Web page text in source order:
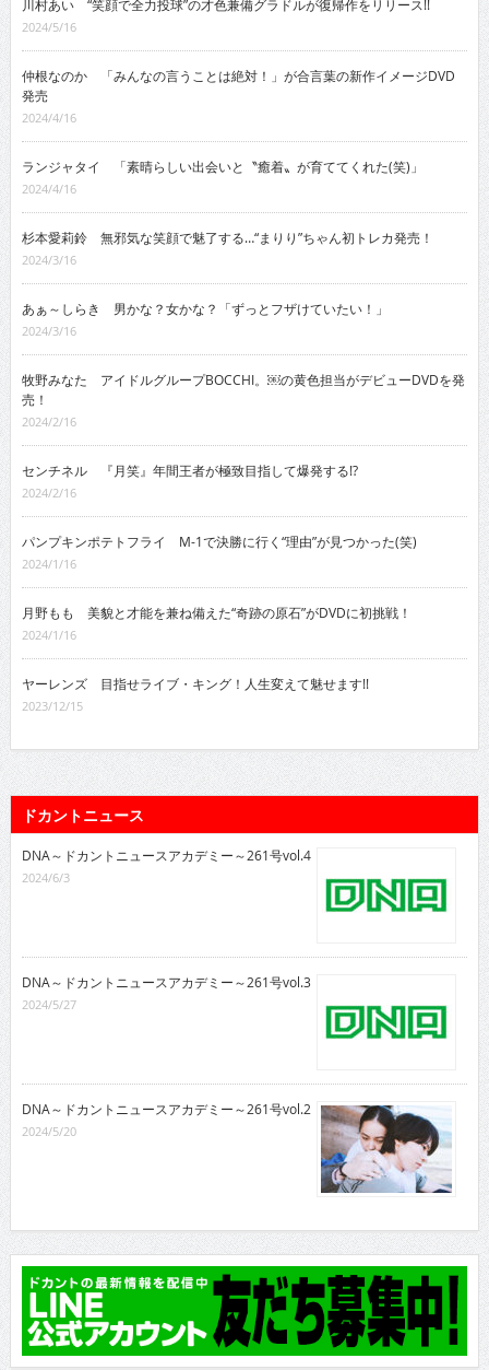
川村あい “笑顔で全力投球”の才色兼備グラドルが復帰作をリリース!!
2024/5/16
仲根なのか 「みんなの言うことは絶対！」が合言葉の新作イメージDVD
発売
2024/4/16
ランジャタイ 「素晴らしい出会いと〝癒着〟が育ててくれた(笑)」
2024/4/16
杉本愛莉鈴 無邪気な笑顔で魅了する…“まりり”ちゃん初トレカ発売！
2024/3/16
あぁ～しらき 男かな？女かな？「ずっとフザけていたい！」
2024/3/16
牧野みなた アイドルグループBOCCHI。￼の黄色担当がデビューDVDを発
売！
2024/2/16
センチネル 『月笑』年間王者が極致目指して爆発する!?
2024/2/16
パンプキンポテトフライ M-1で決勝に行く“理由”が見つかった(笑)
2024/1/16
月野もも 美貌と才能を兼ね備えた“奇跡の原石”がDVDに初挑戦！
2024/1/16
ヤーレンズ 目指せライブ・キング！人生変えて魅せます!!
2023/12/15
ドカントニュース
DNA～ドカントニュースアカデミー～261号vol.4
2024/6/3
DNA～ドカントニュースアカデミー～261号vol.3
2024/5/27
DNA～ドカントニュースアカデミー～261号vol.2
2024/5/20